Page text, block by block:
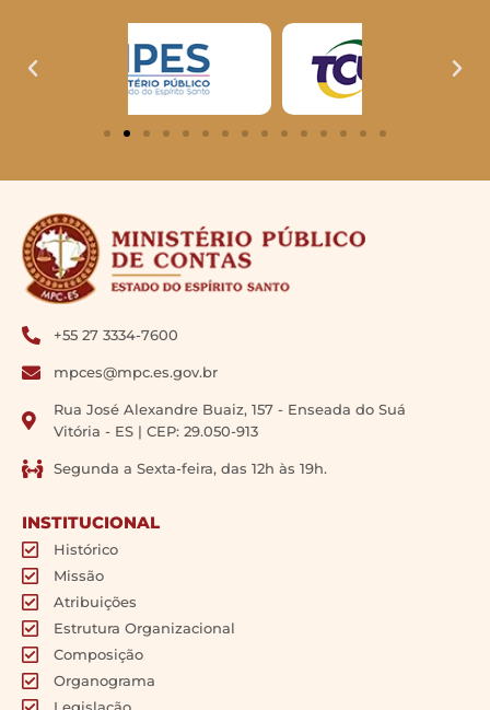
+55 27 3334-7600
mpces@mpc.es.gov.br
Rua José Alexandre Buaiz, 157 - Enseada do Suá
Vitória - ES | CEP: 29.050-913
Segunda a Sexta-feira, das 12h às 19h.
INSTITUCIONAL
Histórico
Missão
Atribuições
Estrutura Organizacional
Composição
Organograma